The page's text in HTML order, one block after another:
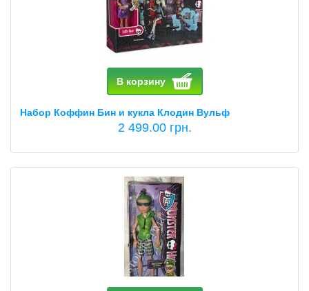
В корзину
Набор Коффин Бин и кукла Клодин Вульф
2 499.00 грн.